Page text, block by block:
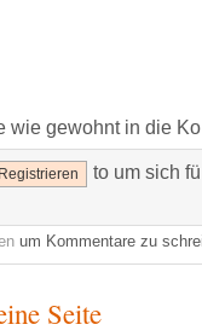
wie gewohnt in die
Registrieren
to um sich
um Kommentare zu
Seite